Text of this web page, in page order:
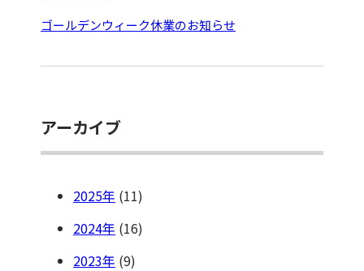
ゴールデンウィーク休業のお知らせ
アーカイブ
2025
(11)
2024
(16)
2023
(9)